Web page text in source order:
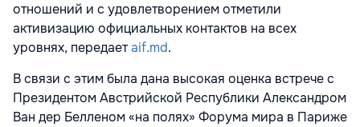
отношений и с удовлетворением отметили
активизацию официальных контактов на всех
уровнях, передаетaif.md.
В связи с этим была дана высокая оценка встрече с
Президентом Австрийской Республики Александром
Ван дер Белленом «на полях» Форума мира в Париже